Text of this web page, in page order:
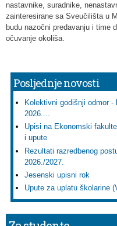
nastavnike, suradnike,
zainteresirane sa Sveučilišta u
budu nazočni predavanju i time
očuvanje okoliša.
Posljednje novosti
Kolektivni godišnji odmor -
2026....
Upisi na Ekonomski
i upute
Rezultati razredbenog
2026./2027.
Jesenski upisni rok
Upute za uplatu školarine